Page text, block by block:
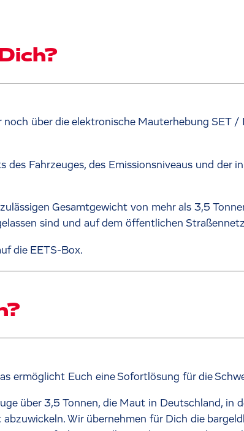
über die elektronische Mauterhebung SET /
des Fahrzeuges, des Emissionsniveaus und der
Gesamtgewicht von mehr als 3,5
sind und auf dem öffentlichen
die EETS-Box.
ermöglicht Euch eine Sofortlösung für die
über 3,5 Tonnen, die Maut in Deutschland, in
Wir übernehmen für Dich die